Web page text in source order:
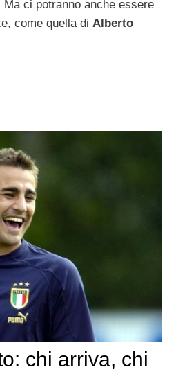
ci potranno anche essere
come quella di Alberto
chi arriva, chi